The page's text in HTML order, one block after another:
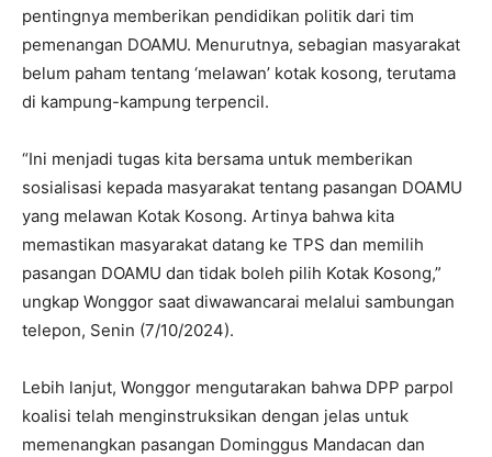
pentingnya memberikan pendidikan politik dari tim
pemenangan DOAMU. Menurutnya, sebagian masyarakat
belum paham tentang ‘melawan’ kotak kosong, terutama
di kampung-kampung terpencil.
“Ini menjadi tugas kita bersama untuk memberikan
sosialisasi kepada masyarakat tentang pasangan DOAMU
yang melawan Kotak Kosong. Artinya bahwa kita
memastikan masyarakat datang ke TPS dan memilih
pasangan DOAMU dan tidak boleh pilih Kotak Kosong,”
ungkap Wonggor saat diwawancarai melalui sambungan
telepon, Senin (7/10/2024).
Lebih lanjut, Wonggor mengutarakan bahwa DPP parpol
koalisi telah menginstruksikan dengan jelas untuk
memenangkan pasangan Dominggus Mandacan dan